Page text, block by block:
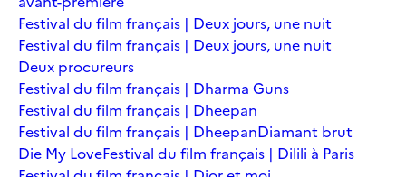
Festival du film français | Deux jours, une nuit
Festival du film français | Deux jours, une nuit
Deux procureurs
Festival du film français | Dharma Guns
Festival du film français | Dheepan
Festival du film français | DheepanDiamant brut
Die My LoveFestival du film français | Dilili à Paris